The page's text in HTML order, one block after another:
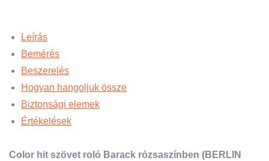
Leírás
Bemérés
Beszerelés
Hogyan hangoljuk össze
Biztonsági elemek
Értékelések
Color hit szövet roló Barack rózsaszínben (BERLIN